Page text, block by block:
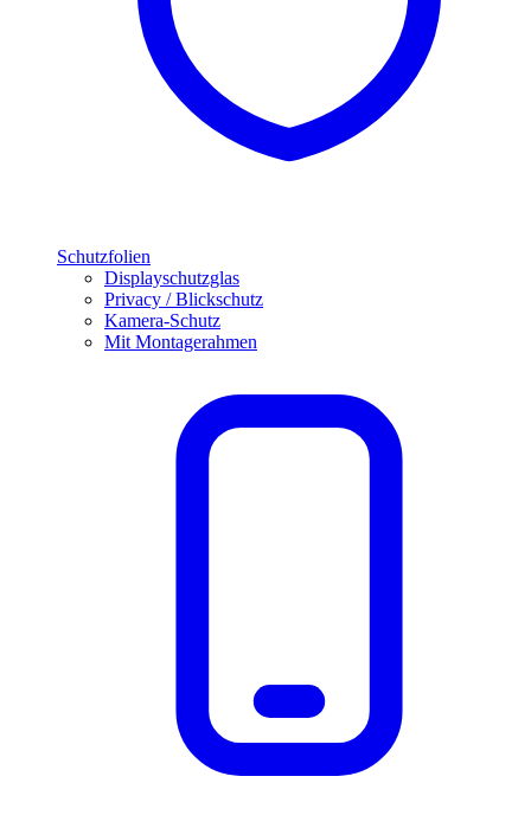
Schutzfolien
Displayschutzglas
Privacy / Blickschutz
Kamera-Schutz
Mit Montagerahmen